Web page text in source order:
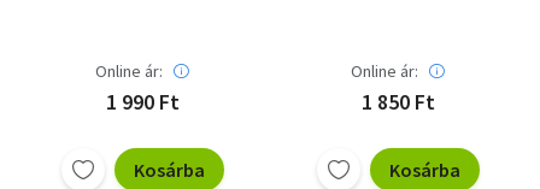
Online ár:
1 990 Ft
Kosárba
Online ár:
1 850 Ft
Kosárba